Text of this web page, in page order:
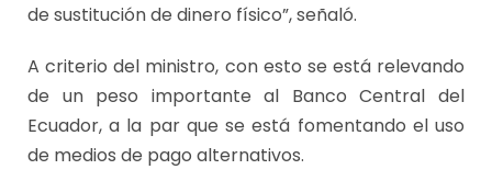
de sustitución de dinero físico”, señaló.
A criterio del ministro, con esto se está relevando
de un peso importante al Banco Central del
Ecuador, a la par que se está fomentando el uso
de medios de pago alternativos.